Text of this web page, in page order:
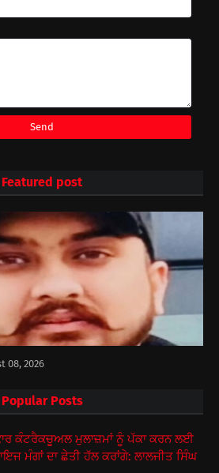
Featured post
08, 2026
Popular Posts
ਕੰਟਰੈਕਚੂਅਲ ਮੁਲਾਜ਼ਮਾਂ ਨੂੰ ਪੱਕਾ ਕਰਨ ਲਈ
ਮੰਗਾਂ ਦਾ ਛੇਤੀ ਹੱਲ ਕਰਾਂਗੇ: ਲਾਲਜੀਤ ਸਿੰਘ